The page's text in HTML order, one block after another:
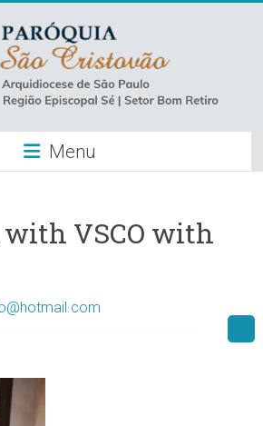
Menu
with VSCO with